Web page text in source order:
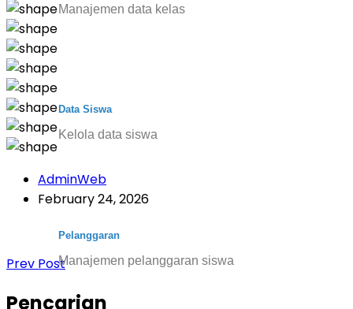
Manajemen data kelas
Data Siswa
Kelola data siswa
Pelanggaran
Manajemen pelanggaran siswa
AdminWeb
February 24, 2026
Prev Post
Pencarian